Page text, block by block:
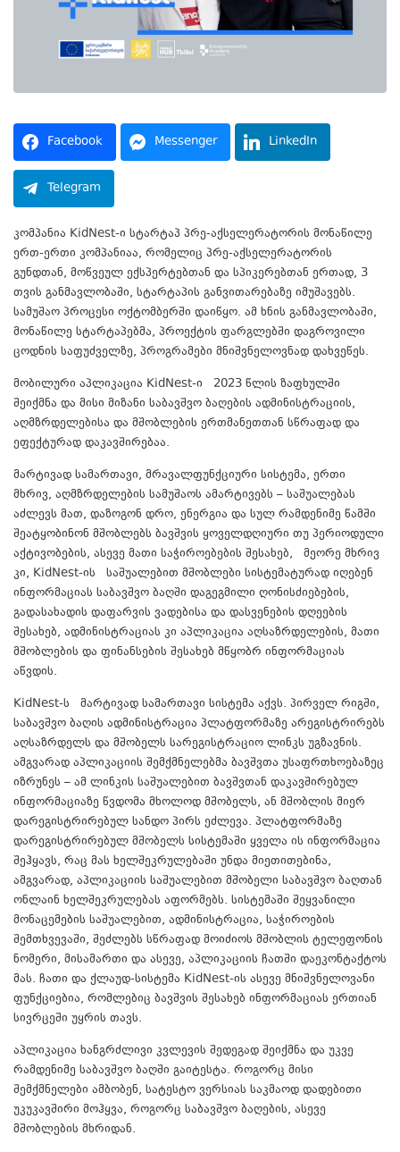
Facebook Messenger LinkedIn
Telegram
კომპანია KidNest-ი სტარტაპ პრე-აქსელერატორის მონაწილე
ერთ-ერთი კომპანიაა, რომელიც პრე-აქსელერატორის
გუნდთან, მოწვეულ ექსპერტებთან და სპიკერებთან ერთად, 3
თვის განმავლობაში, სტარტაპის განვითარებაზე იმუშავებს.
სამუშაო პროცესი ოქტომბერში დაიწყო. ამ ხნის განმავლობაში,
მონაწილე სტარტაპებმა, პროექტის ფარგლებში დაგროვილი
ცოდნის საფუძველზე, პროგრამები მნიშვნელოვნად დახვეწეს.
მობილური აპლიკაცია KidNest-ი 2023 წლის ზაფხულში
შეიქმნა და მისი მიზანი საბავშვო ბაღების ადმინისტრაციის,
აღმზრდელებისა და მშობლების ერთმანეთთან სწრაფად და
ეფექტურად დაკავშირებაა.
მარტივად სამართავი, მრავალფუნქციური სისტემა, ერთი
მხრივ, აღმზრდელების სამუშაოს ამარტივებს – საშუალებას
აძლევს მათ, დაზოგონ დრო, ენერგია და სულ რამდენიმე წამში
შეატყობინონ მშობლებს ბავშვის ყოველდღიური თუ პერიოდული
აქტივობების, ასევე მათი საჭიროებების შესახებ, მეორე მხრივ
კი, KidNest-ის საშუალებით მშობლები სისტემატურად იღებენ
ინფორმაციას საბავშვო ბაღში დაგეგმილი ღონისძიებების,
გადასახადის დაფარვის ვადებისა და დასვენების დღეების
შესახებ, ადმინისტრაციას კი აპლიკაცია აღსაზრდელების, მათი
მშობლების და ფინანსების შესახებ მწყობრ ინფორმაციას
აწვდის.
KidNest-ს მარტივად სამართავი სისტემა აქვს. პირველ რიგში,
საბავშვო ბაღის ადმინისტრაცია პლატფორმაზე არეგისტრირებს
აღსაზრდელს და მშობელს სარეგისტრაციო ლინკს უგზავნის.
ამგვარად აპლიკაციის შემქმნელებმა ბავშვთა უსაფრთხოებაზეც
იზრუნეს – ამ ლინკის საშუალებით ბავშვთან დაკავშირებულ
ინფორმაციაზე წვდომა მხოლოდ მშობელს, ან მშობლის მიერ
დარეგისტრირებულ სანდო პირს ეძლევა. პლატფორმაზე
დარეგისტრირებულ მშობელს სისტემაში ყველა ის ინფორმაცია
შეჰყავს, რაც მას ხელშეკრულებაში უნდა მიეთითებინა,
ამგვარად, აპლიკაციის საშუალებით მშობელი საბავშვო ბაღთან
ონლაინ ხელშეკრულებას აფორმებს. სისტემაში შეყვანილი
მონაცემების საშუალებით, ადმინისტრაცია, საჭიროების
შემთხვევაში, შეძლებს სწრაფად მოიძიოს მშობლის ტელეფონის
ნომერი, მისამართი და ასევე, აპლიკაციის ჩათში დაეკონტაქტოს
მას. ჩათი და ქლაუდ-სისტემა KidNest-ის ასევე მნიშვნელოვანი
ფუნქციებია, რომლებიც ბავშვის შესახებ ინფორმაციას ერთიან
სივრცეში უყრის თავს.
აპლიკაცია ხანგრძლივი კვლევის შედეგად შეიქმნა და უკვე
რამდენიმე საბავშვო ბაღში გაიტესტა. როგორც მისი
შემქმნელები ამბობენ, სატესტო ვერსიას საკმაოდ დადებითი
უკუკავშირი მოჰყვა, როგორც საბავშვო ბაღების, ასევე
მშობლების მხრიდან.